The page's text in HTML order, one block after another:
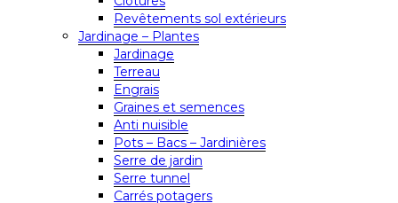
Revêtements sol extérieurs
Jardinage – Plantes
Jardinage
Terreau
Engrais
Graines et semences
Anti nuisible
Pots – Bacs – Jardinières
Serre de jardin
Serre tunnel
Carrés potagers